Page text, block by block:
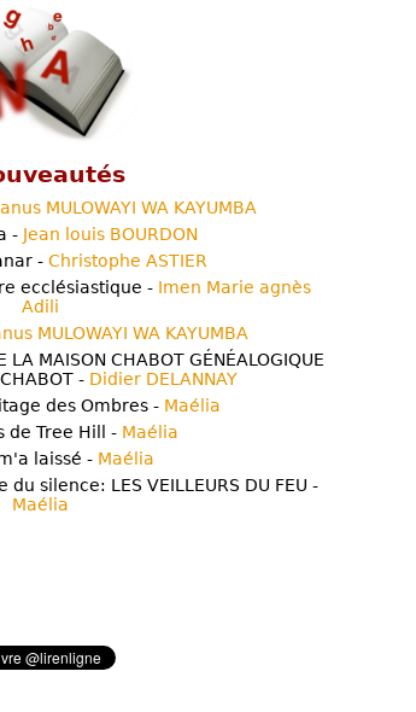
MULOWAYI WA KAYUMBA
- Jean louis BOURDON
- Christophe ASTIER
ecclésiastique - Imen Marie agnès
Adili
MULOWAYI WA KAYUMBA
LA MAISON CHABOT GÉNÉALOGIQUE
- Didier DELANNAY
des Ombres - Maélia
de Tree Hill - Maélia
laissé - Maélia
silence: LES VEILLEURS DU FEU -
Maélia